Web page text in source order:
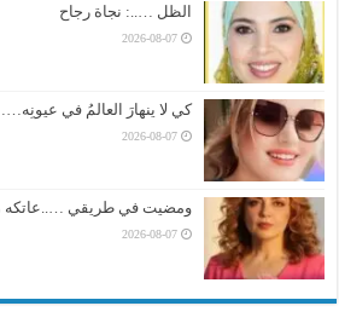
الظل …..: نجاة رجاح
2026-08-07
كي لا ينهارَ العالمُ في
2026-08-07
ومضيت في طريقي
2026-08-07